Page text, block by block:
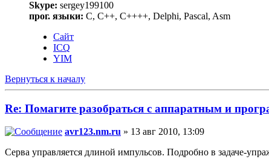
Skype: sergey199100
прог. языки: С, C++, C++++, Delphi, Pascal, Asm
Сайт
ICQ
YIM
Вернуться к началу
Re: Помагите разобраться с аппаратным и
avr123.nm.ru » 13 авг 2010, 13:09
Серва управляется длиной импульсов. Подробно в задаче-